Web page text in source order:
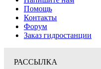
Помощь
Контакты
Форум
Заказ гидростанции
РАССЫЛКА